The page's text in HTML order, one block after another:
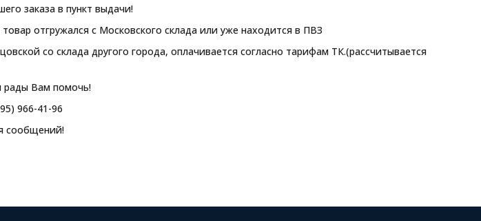
заказа в пункт выдачи!
товар отгружался с Московского склада или уже находится в ПВЗ
со склада другого города, оплачивается согласно тарифам ТК.(рассчитывается
рады Вам помочь!
966-41-96
сообщений!